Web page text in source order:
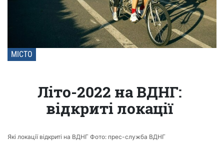
МІСТО
Літо-2022 на ВДНГ:
відкриті локації
Які локації відкриті на ВДНГ Фото: прес-служба ВДНГ